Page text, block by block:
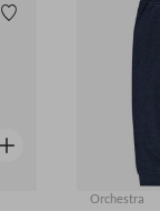
Lista de deseos
rápida
Orchestra